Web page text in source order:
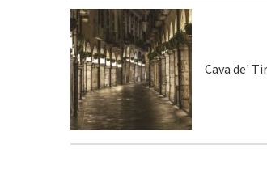
Cava de'